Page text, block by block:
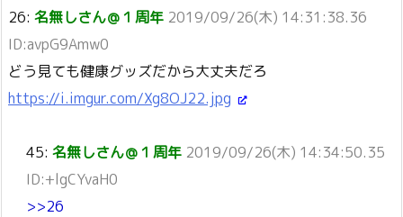
26: 名無しさん＠１周年 2019/09/26(木) 14:31:38.36
ID:avpG9Amw0
どう見ても健康グッズだから大丈夫だろ
https://i.imgur.com/Xg8OJ22.jpg
45: 名無しさん＠１周年 2019/09/26(木) 14:34:50.35
ID:+lgCYvaH0
>>26